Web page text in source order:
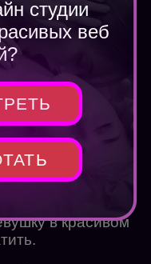
перед
за своих
в
и
Мужчины
в красивом
студии
веб